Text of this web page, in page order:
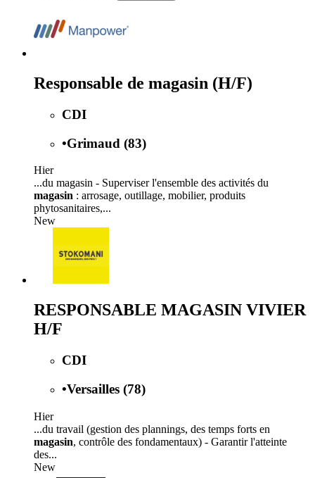
Responsable de magasin (H/F)
CDI
•Grimaud (83)
Hier
...du magasin - Superviser l'ensemble des activités du
magasin : arrosage, outillage, mobilier, produits
phytosanitaires,...
New
RESPONSABLE MAGASIN VIVIER
H/F
CDI
•Versailles (78)
Hier
...du travail (gestion des plannings, des temps forts en
magasin, contrôle des fondamentaux) - Garantir l'atteinte
des...
New